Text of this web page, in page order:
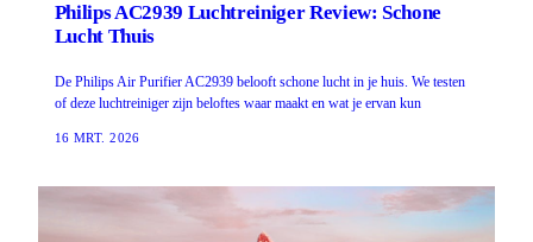
Philips AC2939 Luchtreiniger Review: Schone
Lucht Thuis
De Philips Air Purifier AC2939 belooft schone lucht in je huis. We testen
of deze luchtreiniger zijn beloftes waar maakt en wat je ervan kun
16 MRT. 2026